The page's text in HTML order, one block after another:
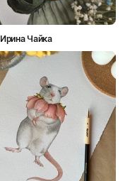
Ирина Чайка